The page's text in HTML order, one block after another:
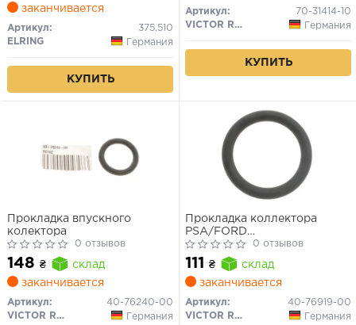
заканчивается
Артикул:
375.510
ELRING
Германия
КУПИТЬ
Артикул:
70-31414-10
VICTOR REINZ
Германия
КУПИТЬ
Прокладка впускного
колектора
0 отзывов
148 ₴
склад
заканчивается
Артикул:
40-76240-00
VICTOR REINZ
Германия
Прокладка коллектора
PSA/FORD
C3/C4/C5/FOCUS/206/207/
04- 1.6TDCi впуск. внешняя
(мин. 4 шт.)
0 отзывов
111 ₴
склад
заканчивается
Артикул:
40-76919-00
VICTOR REINZ
Германия